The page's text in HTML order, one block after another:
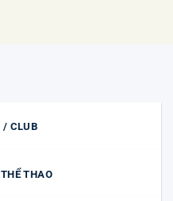
/ CLUB
THAO